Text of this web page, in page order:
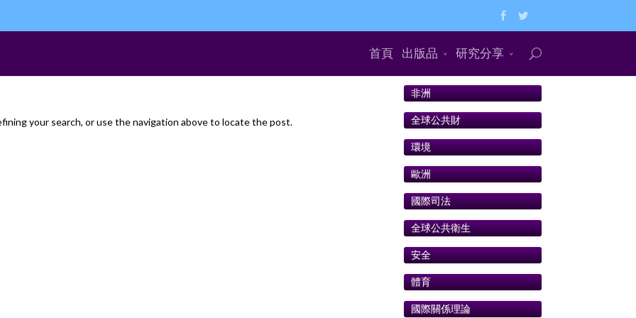
首頁 出版品 研究分享
your search, or use the navigation above to locate the post.
非洲
全球公共財
環境
歐洲
國際司法
全球公共衛生
安全
體育
國際關係理論